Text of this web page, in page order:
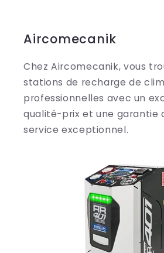
Aircomecanik
Chez Aircomecanik, vous
stations de recharge de
professionnelles avec un
qualité-prix et une garantie
service exceptionnel.